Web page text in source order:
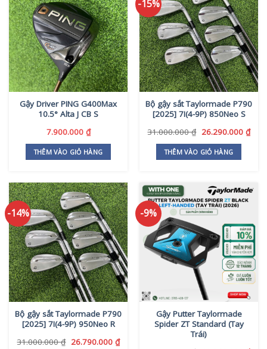
nhiều
biến
thể.
Các
tùy
chọn
có
thể
được
chọn
trên
trang
sản
Gậy Driver PING G400Max
10.5° Alta J CB S
7.900.000 ₫
THÊM VÀO GIỎ HÀNG
-15%
Bộ gậy sắt Taylormade P790
[2025] 7I(4-9P) 850Neo S
31.000.000₫ Giá
là:
31.000.000 ₫.
26.290.000 ₫Giá
THÊM VÀO GIỎ HÀNG
-14%
Bộ gậy sắt Taylormade P790
[2025] 7I(4-9P) 950Neo R
31.000.000₫ Giá
26.790.000 ₫Giá
-9%
Gậy Putter Taylormade
Spider ZT Standard (Tay
Trái)